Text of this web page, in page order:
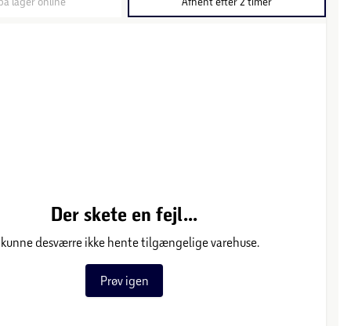
Der skete en fejl...
kunne desværre ikke hente tilgængelige varehuse.
Prøv igen